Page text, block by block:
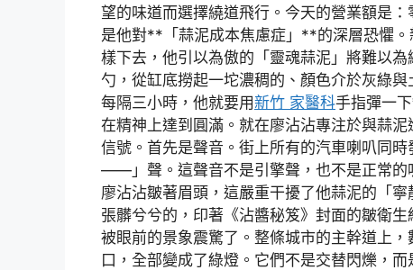
望的味道而選擇繞道飛行。今天的營業額是：
是他對**「蒜泥成本焦慮症」**的深層恐懼
樣下去，他引以為傲的「靈魂蒜泥」將難以
勺，從缸底撈起一坨濃稠的、顏色介於灰綠
每隔三小時，他就要用新竹 家醫科手指彈一
在精神上達到圓滿。就在廖沾沾專注於與蒜
信號。首先是聲音。街上所有的汽車喇叭同
——」聲。這聲音不是引擎聲，也不是正常的
廖沾沾皺著眉頭，這嚴重干擾了他蒜泥的「
張髒兮兮的，印著《沾醬秘笈》封面的皺衛
被眼前的景象震驚了。整條城市的主幹道上
口，全部變成了綠燈。它們不是交替閃爍，